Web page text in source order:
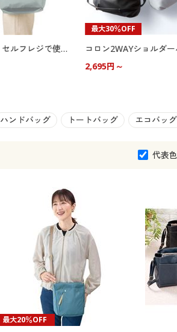
クルリト セルフレジで使いやすいマルシェバッグ
最大30％OFF
2,695円～
ハンドバッグ トートバッグ エコバッグ
代表
最大20％OFF